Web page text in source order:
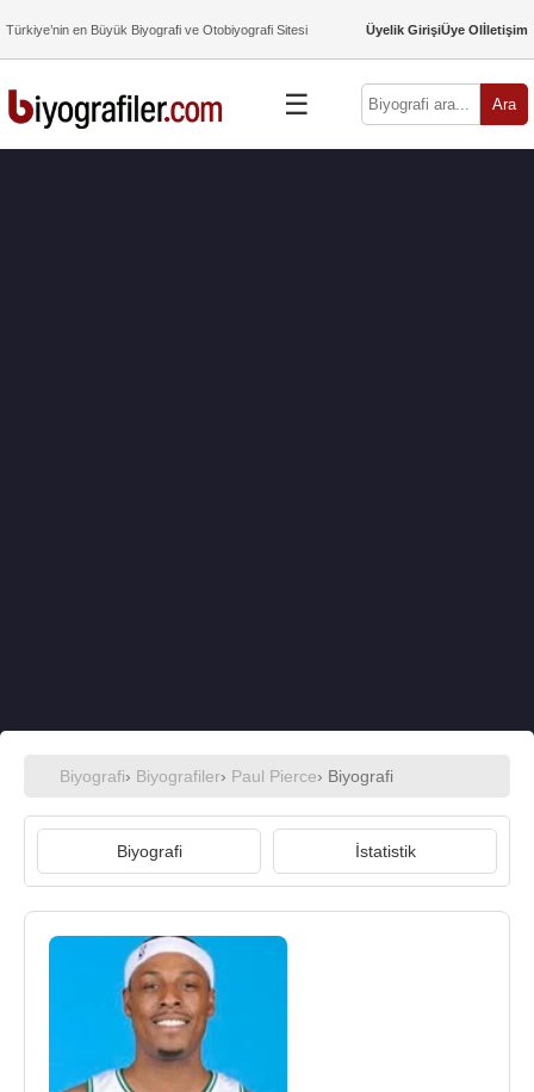
Türkiye’nin en Büyük Biyografi ve Otobiyografi Sitesi Üyelik GirişiÜye Olİletişim
☰ Ara
Biyografi› Biyografiler› Paul Pierce› Biyografi
Biyografi İstatistik